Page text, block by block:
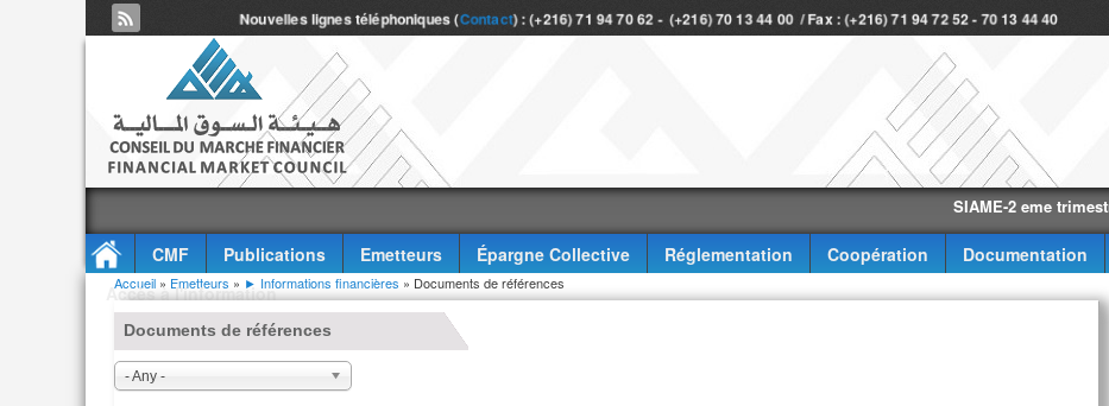
Nouvelles lignes téléphoniques (Contact) : (+216) 71 94 70 62 - (+216) 70 13 44 00 / Fax : (+216) 71 94 72 52 - 70 13 44 40
SIAME-2 eme trimestre-2026
CMF Publications Emetteurs Épargne Collective Réglementation Coopération Documentation
Accès à l'information
Vous êtes ici
Accueil » Emetteurs » ► Informations financières » Documents de références
Documents de références
- Any -